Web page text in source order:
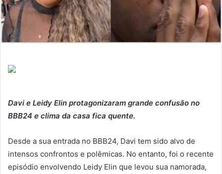
Davi e Leidy Elin protagonizaram grande confusão no
BBB24 e clima da casa fica quente.
Desde a sua entrada no BBB24, Davi tem sido alvo de
intensos confrontos e polêmicas. No entanto, foi o recente
episódio envolvendo Leidy Elin que levou sua namorada,